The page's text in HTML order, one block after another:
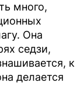
много,
Она
седзи,
к
делается